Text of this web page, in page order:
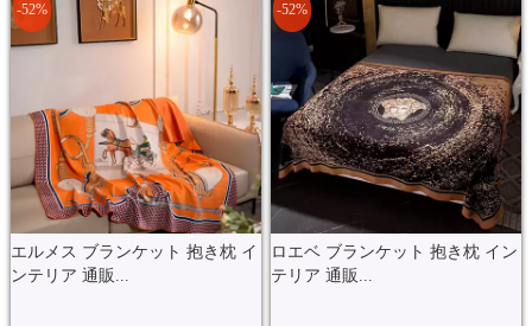
エルメス ブランケット 抱き枕 イ
ンテリア 通販...
-52%
ロエベ ブランケット 抱き枕 イン
テリア 通販...
-52%